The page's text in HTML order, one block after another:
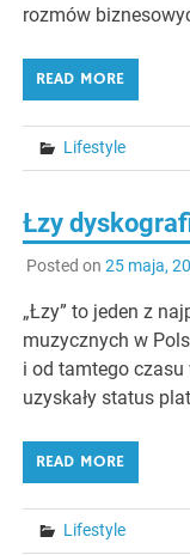
rozmów
READ MORE
Lifestyle
Łzy
Posted on 25 maja,
„Łzy” to jeden z
muzycznych w
i od tamtego czasu
uzyskały status
READ MORE
Lifestyle